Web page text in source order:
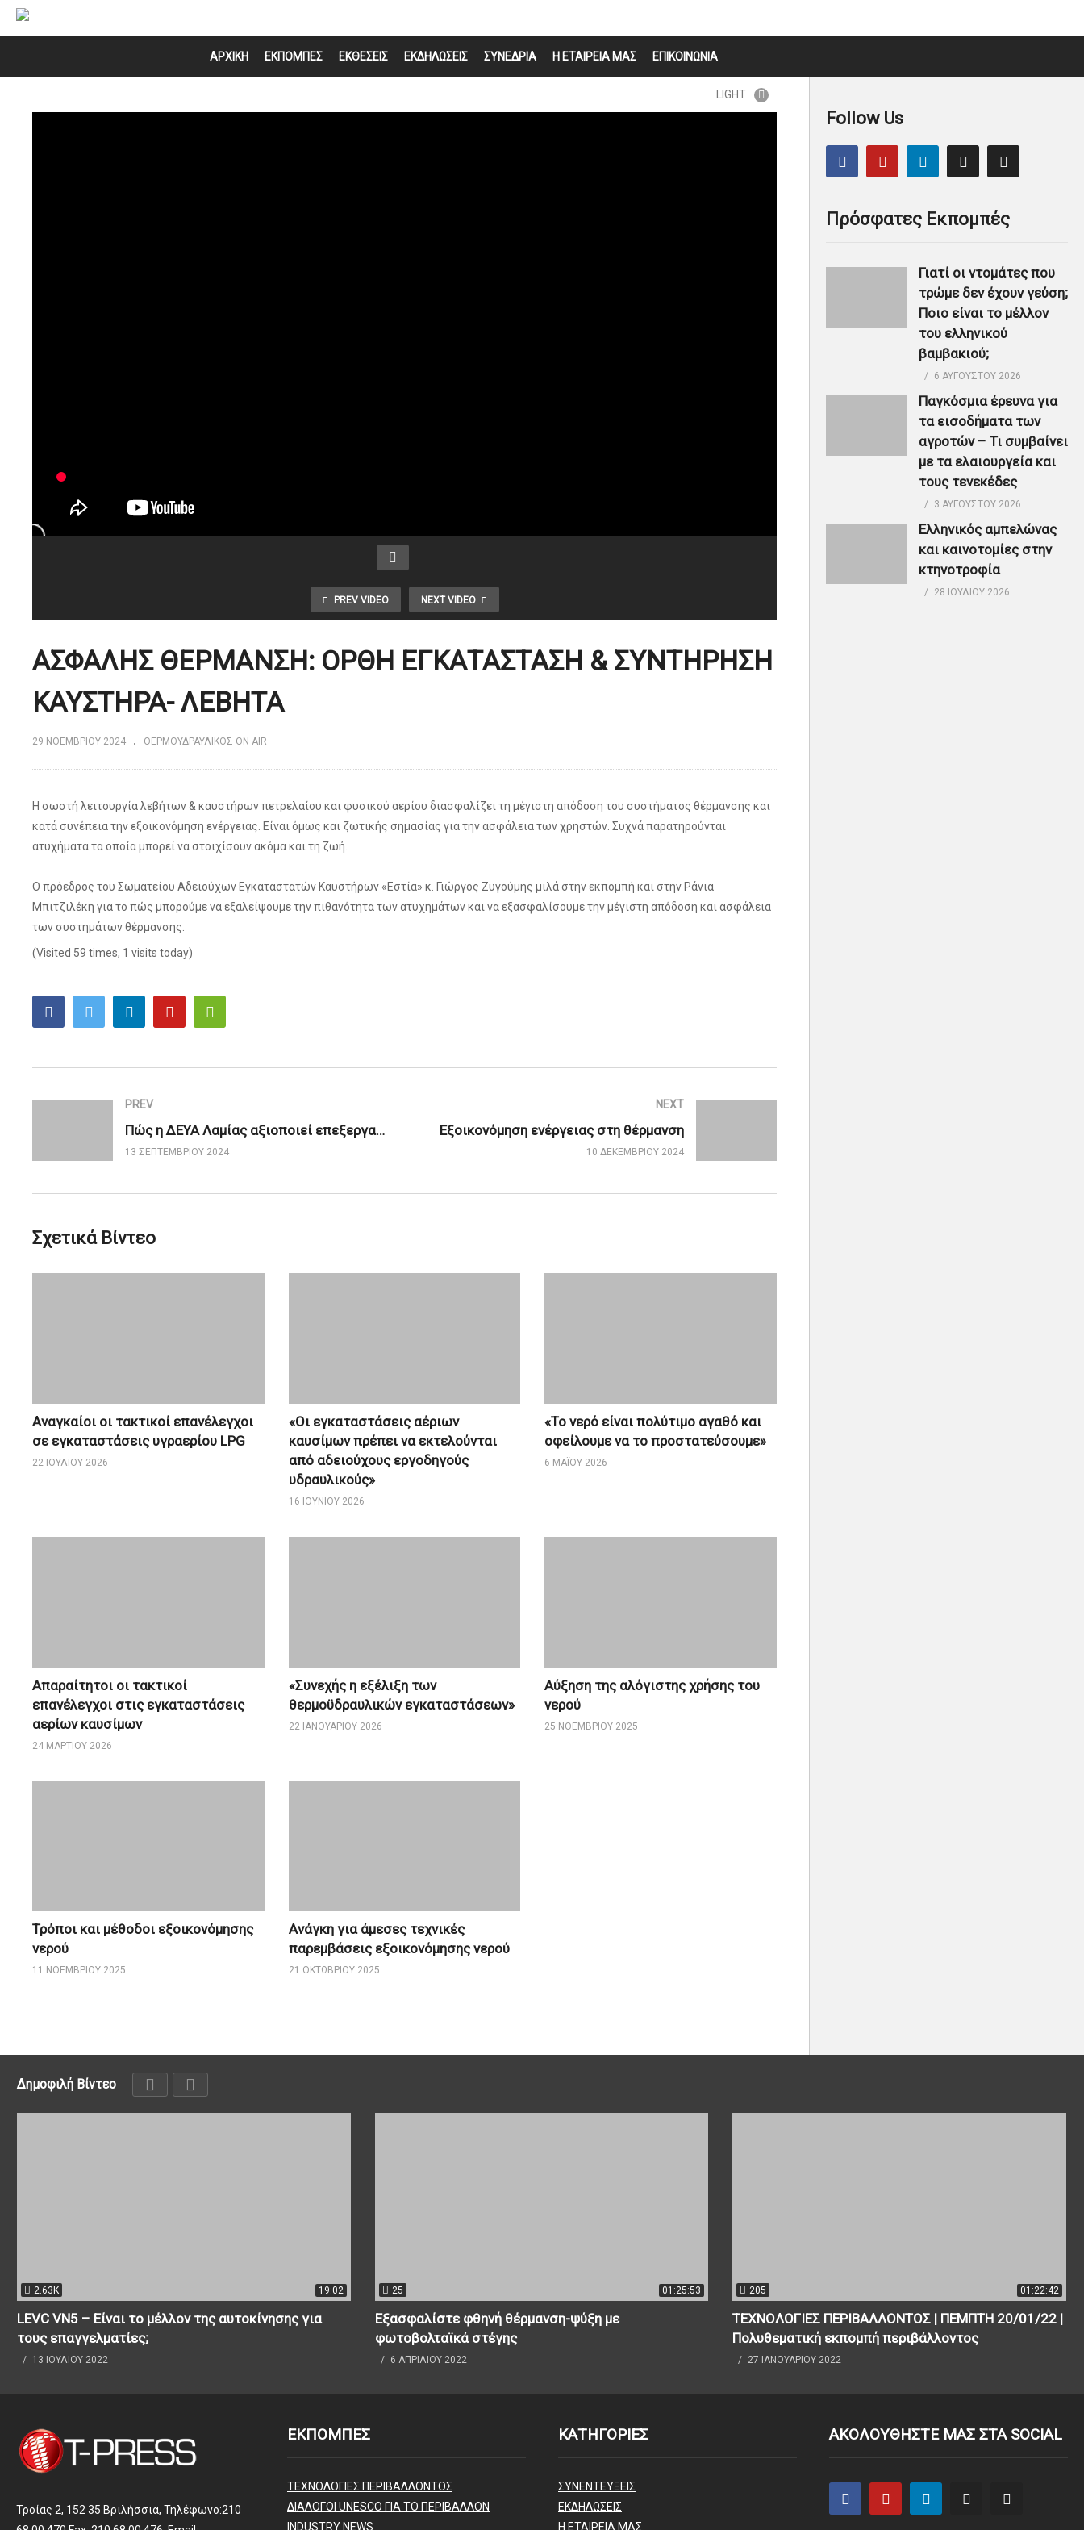
ΑΡΧΙΚΗ ΕΚΠΟΜΠΕΣ ΕΚΘΕΣΕΙΣ ΕΚΔΗΛΩΣΕΙΣ ΣΥΝΕΔΡΙΑ Η ΕΤΑΙΡΕΙΑ ΜΑΣ ΕΠΙΚΟΙΝΩΝΙΑ
LIGHT
PREV VIDEO NEXT VIDEO
ΑΣΦΑΛΗΣ ΘΕΡΜΑΝΣΗ: ΟΡΘΗ ΕΓΚΑΤΑΣΤΑΣΗ & ΣΥΝΤΗΡΗΣΗ
ΚΑΥΣΤΗΡΑ- ΛΕΒΗΤΑ
29 ΝΟΕΜΒΡΊΟΥ 2024 ΘΕΡΜΟΥΔΡΑΥΛΙΚΟΣ ΟΝ AIR
H σωστή λειτουργία λεβήτων & καυστήρων πετρελαίου και φυσικού αερίου διασφαλίζει τη μέγιστη απόδοση του συστήματος θέρμανσης και
κατά συνέπεια την εξοικονόμηση ενέργειας. Είναι όμως και ζωτικής σημασίας για την ασφάλεια των χρηστών. Συχνά παρατηρούνται
ατυχήματα τα οποία μπορεί να στοιχίσουν ακόμα και τη ζωή.
Ο πρόεδρος του Σωματείου Αδειούχων Εγκαταστατών Καυστήρων «Εστία» κ. Γιώργος Ζυγούμης μιλά στην εκπομπή και στην Ράνια
Μπιτζιλέκη για το πώς μπορούμε να εξαλείψουμε την πιθανότητα των ατυχημάτων και να εξασφαλίσουμε την μέγιστη απόδοση και ασφάλεια
των συστημάτων θέρμανσης.
(Visited 59 times, 1 visits today)
PREV
Πώς η ΔΕΥΑ Λαμίας αξιοποιεί επεξεργασμένο νερό βιολογικών καθαρισμών στην άρδευση
13 ΣΕΠΤΕΜΒΡΊΟΥ 2024
NEXT
Εξοικονόμηση ενέργειας στη θέρμανση
10 ΔΕΚΕΜΒΡΊΟΥ 2024
Σχετικά Βίντεο
Αναγκαίοι οι τακτικοί επανέλεγχοι
σε εγκαταστάσεις υγραερίου LPG
22 ΙΟΥΛΊΟΥ 2026
«Οι εγκαταστάσεις αέριων
καυσίμων πρέπει να εκτελούνται
από αδειούχους εργοδηγούς
υδραυλικούς»
16 ΙΟΥΝΊΟΥ 2026
«Το νερό είναι πολύτιμο αγαθό και
οφείλουμε να το προστατεύσουμε»
6 ΜΑΪ́ΟΥ 2026
Απαραίτητοι οι τακτικοί
επανέλεγχοι στις εγκαταστάσεις
αερίων καυσίμων
24 ΜΑΡΤΊΟΥ 2026
«Συνεχής η εξέλιξη των
θερμοϋδραυλικών εγκαταστάσεων»
22 ΙΑΝΟΥΑΡΊΟΥ 2026
Αύξηση της αλόγιστης χρήσης του
νερού
25 ΝΟΕΜΒΡΊΟΥ 2025
Τρόποι και μέθοδοι εξοικονόμησης
νερού
11 ΝΟΕΜΒΡΊΟΥ 2025
Ανάγκη για άμεσες τεχνικές
παρεμβάσεις εξοικονόμησης νερού
21 ΟΚΤΩΒΡΊΟΥ 2025
Follow Us
Πρόσφατες Εκπομπές
Γιατί οι ντομάτες που
τρώμε δεν έχουν γεύση;
Ποιο είναι το μέλλον
του ελληνικού
βαμβακιού;
6 ΑΥΓΟΎΣΤΟΥ 2026
Παγκόσμια έρευνα για
τα εισοδήματα των
αγροτών – Τι συμβαίνει
με τα ελαιουργεία και
τους τενεκέδες
3 ΑΥΓΟΎΣΤΟΥ 2026
Ελληνικός αμπελώνας
και καινοτομίες στην
κτηνοτροφία
28 ΙΟΥΛΊΟΥ 2026
Δημοφιλή Βίντεο
2.63K 19:02
LEVC VN5 – Είναι το μέλλον της αυτοκίνησης για
τους επαγγελματίες;
13 ΙΟΥΛΊΟΥ 2022
25 01:25:53
Εξασφαλίστε φθηνή θέρμανση-ψύξη με
φωτοβολταϊκά στέγης
6 ΑΠΡΙΛΊΟΥ 2022
205 01:22:42
ΤΕΧΝΟΛΟΓΙΕΣ ΠΕΡΙΒΑΛΛΟΝΤΟΣ | ΠΕΜΠΤΗ 20/01/22 |
Πολυθεματική εκπομπή περιβάλλοντος
27 ΙΑΝΟΥΑΡΊΟΥ 2022
Τροίας 2, 152 35 Βριλήσσια, Τηλέφωνο:210
ΕΚΠΟΜΠΕΣ
ΤΕΧΝΟΛΟΓΙΕΣ ΠΕΡΙΒΑΛΛΟΝΤΟΣ
ΔΙΑΛΟΓΟΙ UNESCO ΓΙΑ ΤΟ ΠΕΡΙΒΑΛΛΟΝ
INDUSTRY NEWS
ΚΑΤΗΓΟΡΙΕΣ
ΣΥΝΕΝΤΕΥΞΕΙΣ
ΕΚΔΗΛΩΣΕΙΣ
Η ΕΤΑΙΡΕΙΑ ΜΑΣ
ΑΚΟΛΟΥΘΗΣΤΕ ΜΑΣ ΣΤΑ SOCIAL